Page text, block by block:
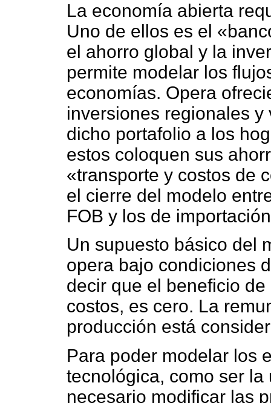
La economía abierta
Uno de ellos es el
el ahorro global y la
permite modelar los
economías. Opera
inversiones regionales
dicho portafolio a los
estos coloquen sus
«transporte y costos de
el cierre del modelo
FOB y los de
Un supuesto básico del
opera bajo condiciones
decir que el beneficio
costos, es cero. La
producción está
Para poder modelar los
tecnológica, como ser
necesario modificar las